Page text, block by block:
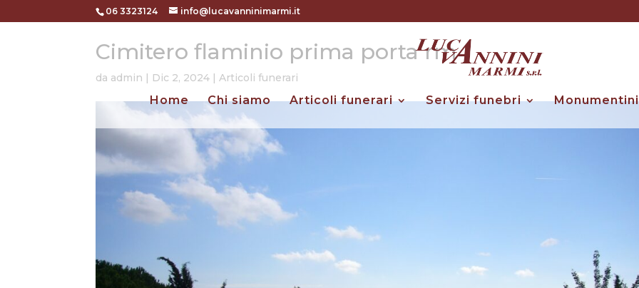
06 3323124 info@lucavanninimarmi.it
Home Chi siamo Articoli funerari Servizi funebri
Cimitero flaminio prima porta rm
da admin | Dic 2, 2024 |Articoli funerari